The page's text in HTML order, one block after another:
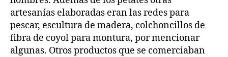
artesanías elaboradas eran las redes para
pescar, escultura de madera, colchoncillos de
fibra de coyol para montura, por mencionar
algunas. Otros productos que se comerciaban